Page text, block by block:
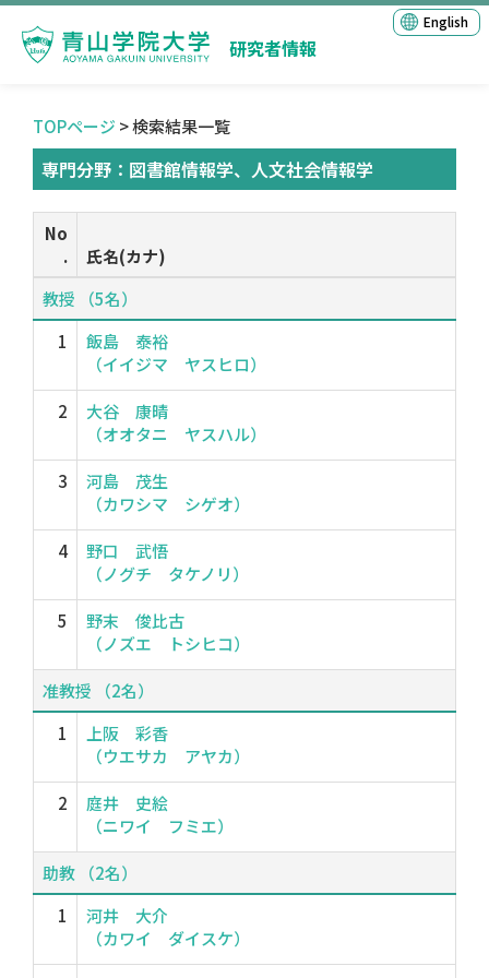
研究者情報
English
TOPページ > 検索結果一覧
専門分野：図書館情報学、人文社会情報学
No
.
氏名(カナ)
教授 （5名）
1
飯島 泰裕
（イイジマ ヤスヒロ）
2
大谷 康晴
（オオタニ ヤスハル）
3
河島 茂生
（カワシマ シゲオ）
4
野口 武悟
（ノグチ タケノリ）
5
野末 俊比古
（ノズエ トシヒコ）
准教授 （2名）
1
上阪 彩香
（ウエサカ アヤカ）
2
庭井 史絵
（ニワイ フミエ）
助教 （2名）
1
河井 大介
（カワイ ダイスケ）